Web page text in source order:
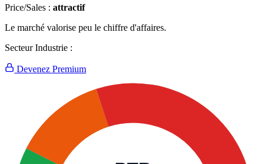
Price/Sales : attractif
Le marché valorise peu le chiffre d'affaires.
Secteur Industrie :
Devenez Premium